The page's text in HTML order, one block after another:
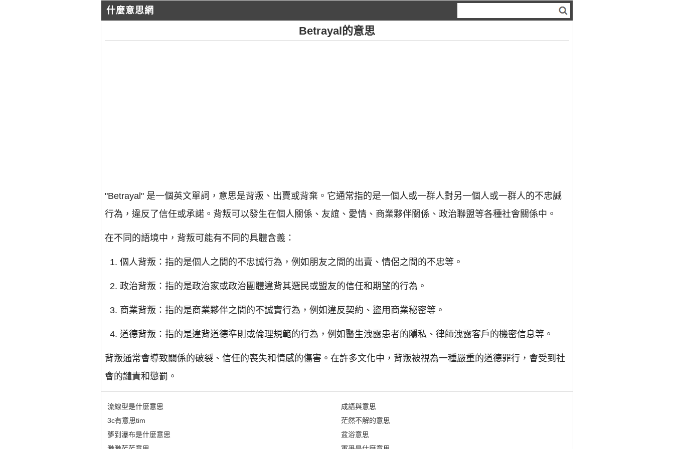
什麼意思網
Betrayal的意思
"Betrayal" 是一個英文單詞，意思是背叛、出賣或背棄。它通常指的是一個人或一群人對另一個人或一群人的不忠誠
行為，違反了信任或承諾。背叛可以發生在個人關係、友誼、愛情、商業夥伴關係、政治聯盟等各種社會關係中。
在不同的語境中，背叛可能有不同的具體含義：
個人背叛：指的是個人之間的不忠誠行為，例如朋友之間的出賣、情侶之間的不忠等。
政治背叛：指的是政治家或政治團體違背其選民或盟友的信任和期望的行為。
商業背叛：指的是商業夥伴之間的不誠實行為，例如違反契約、盜用商業秘密等。
道德背叛：指的是違背道德準則或倫理規範的行為，例如醫生洩露患者的隱私、律師洩露客戶的機密信息等。
背叛通常會導致關係的破裂、信任的喪失和情感的傷害。在許多文化中，背叛被視為一種嚴重的道德罪行，會受到社
會的譴責和懲罰。
流線型是什麼意思
3c有意思tim
夢到瀑布是什麼意思
成語與意思
茫然不解的意思
盆浴意思